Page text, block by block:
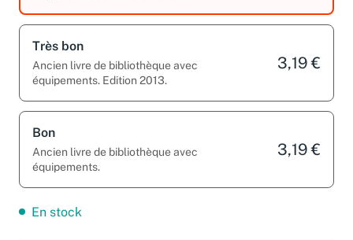
Très bon
Ancien livre de bibliothèque avec
équipements. Edition 2013.
3,19 €
Bon
Ancien livre de bibliothèque avec
équipements.
3,19 €
En stock